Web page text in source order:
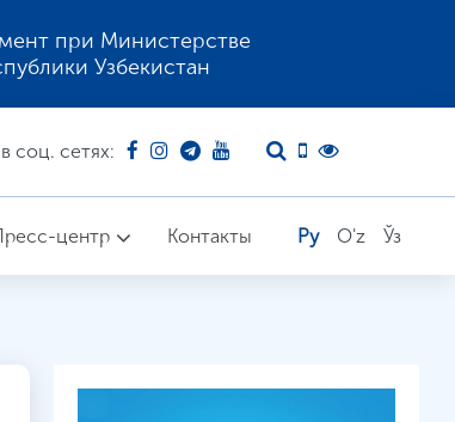
при Министерстве
Узбекистан
соц. сетях:
центр Контакты Ру O'z Ўз